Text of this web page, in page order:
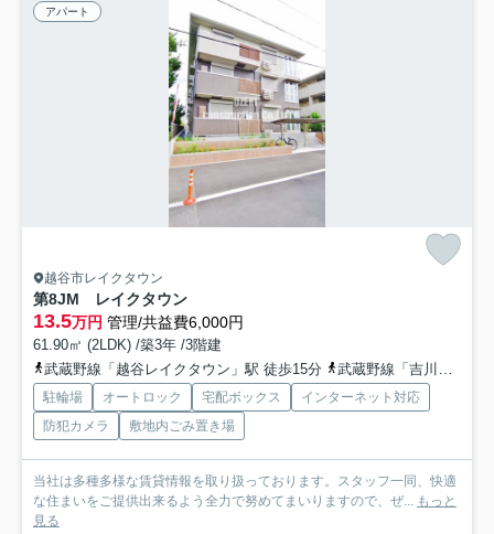
アパート
越谷市レイクタウン
第8JM レイクタウン
13.5万円 管理/共益費6,000円
61.90㎡ (2LDK) /築3年 /3階建
武蔵野線「越谷レイクタウン」駅 徒歩15分
武蔵野線「吉川」駅 徒歩38分
駐輪場 オートロック 宅配ボックス
インターネット対応
防犯カメラ
敷地内ごみ置き場
当社は多種多様な賃貸情報を取り扱っております。スタッフ一同、快適
な住まいをご提供出来るよう全力で努めてまいりますので、ぜ... もっと
見る